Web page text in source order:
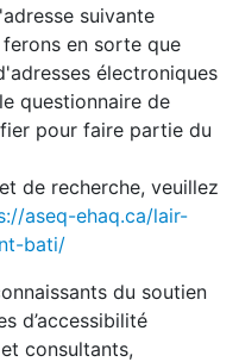
suivante
en sorte que
électroniques
questionnaire de
pour faire partie du
de recherche, veuillez
aseq-ehaq.ca/lair-
bati/
du soutien
d’accessibilité
consultants,